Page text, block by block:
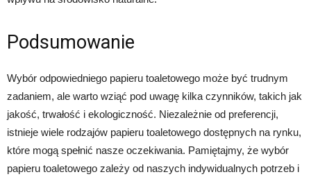
Podsumowanie
Wybór odpowiedniego papieru toaletowego może być trudnym
zadaniem, ale warto wziąć pod uwagę kilka czynników, takich jak
jakość, trwałość i ekologiczność. Niezależnie od preferencji,
istnieje wiele rodzajów papieru toaletowego dostępnych na rynku,
które mogą spełnić nasze oczekiwania. Pamiętajmy, że wybór
papieru toaletowego zależy od naszych indywidualnych potrzeb i